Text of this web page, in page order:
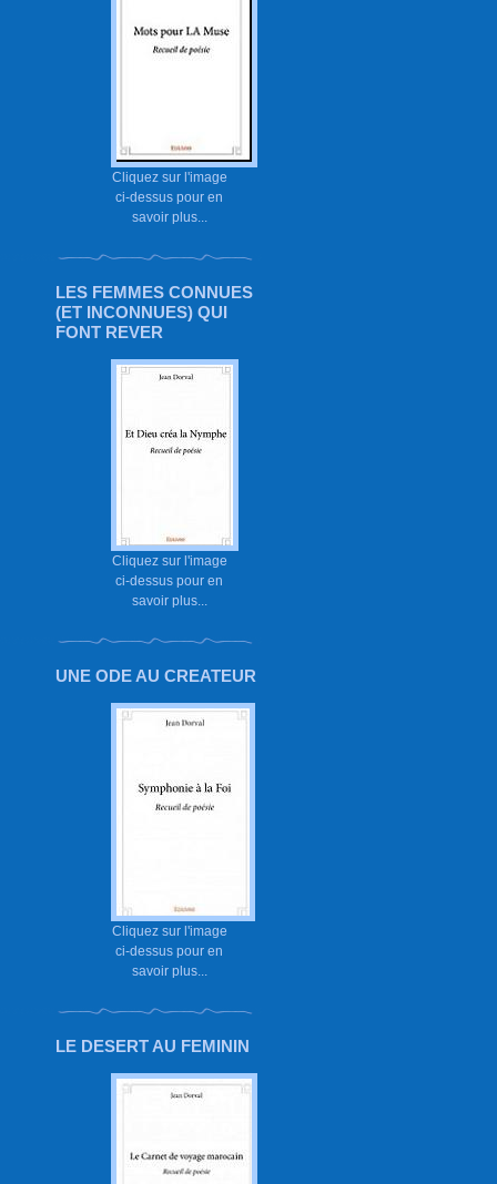
Cliquez sur l'image
ci-dessus pour en
savoir plus...
LES FEMMES CONNUES
(ET INCONNUES) QUI
FONT REVER
Cliquez sur l'image
ci-dessus pour en
savoir plus...
UNE ODE AU CREATEUR
Cliquez sur l'image
ci-dessus pour en
savoir plus...
LE DESERT AU FEMININ